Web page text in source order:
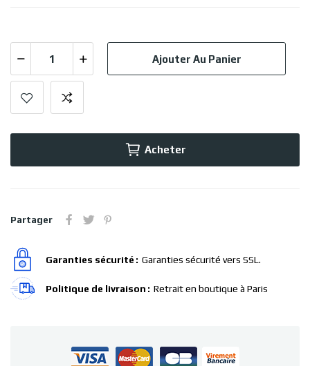
Ajouter Au Panier
Acheter
Partager
Garanties sécurité Garanties sécurité vers SSL.
Politique de livraison Retrait en boutique à Paris